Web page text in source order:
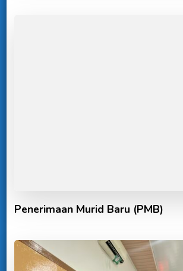
Penerimaan Murid Baru (PMB)